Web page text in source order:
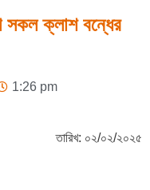
সকল ক্লাশ বন্ধের
1:26 pm
তারিখ: ০২/০২/২০২৫